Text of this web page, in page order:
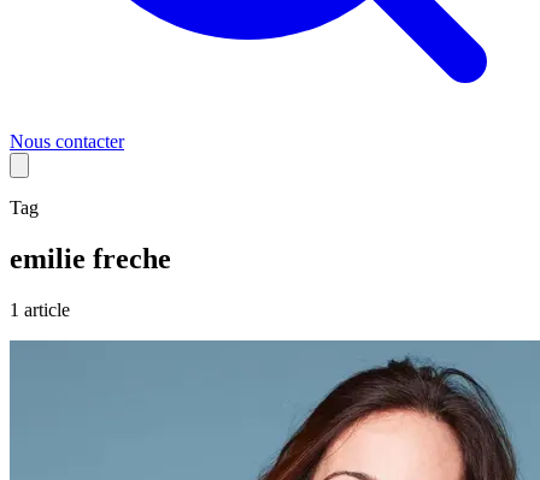
Nous contacter
Tag
emilie freche
1 article